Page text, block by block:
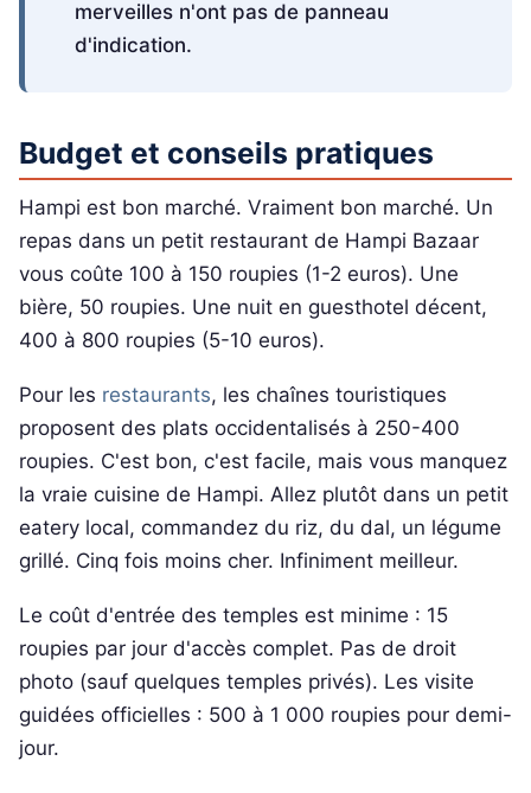
merveilles n'ont pas de panneau
d'indication.
Budget et conseils pratiques
Hampi est bon marché. Vraiment bon marché. Un
repas dans un petit restaurant de Hampi Bazaar
vous coûte 100 à 150 roupies (1-2 euros). Une
bière, 50 roupies. Une nuit en guesthotel décent,
400 à 800 roupies (5-10 euros).
Pour les restaurants, les chaînes touristiques
proposent des plats occidentalisés à 250-400
roupies. C'est bon, c'est facile, mais vous manquez
la vraie cuisine de Hampi. Allez plutôt dans un petit
eatery local, commandez du riz, du dal, un légume
grillé. Cinq fois moins cher. Infiniment meilleur.
Le coût d'entrée des temples est minime : 15
roupies par jour d'accès complet. Pas de droit
photo (sauf quelques temples privés). Les visite
guidées officielles : 500 à 1 000 roupies pour demi-
jour.